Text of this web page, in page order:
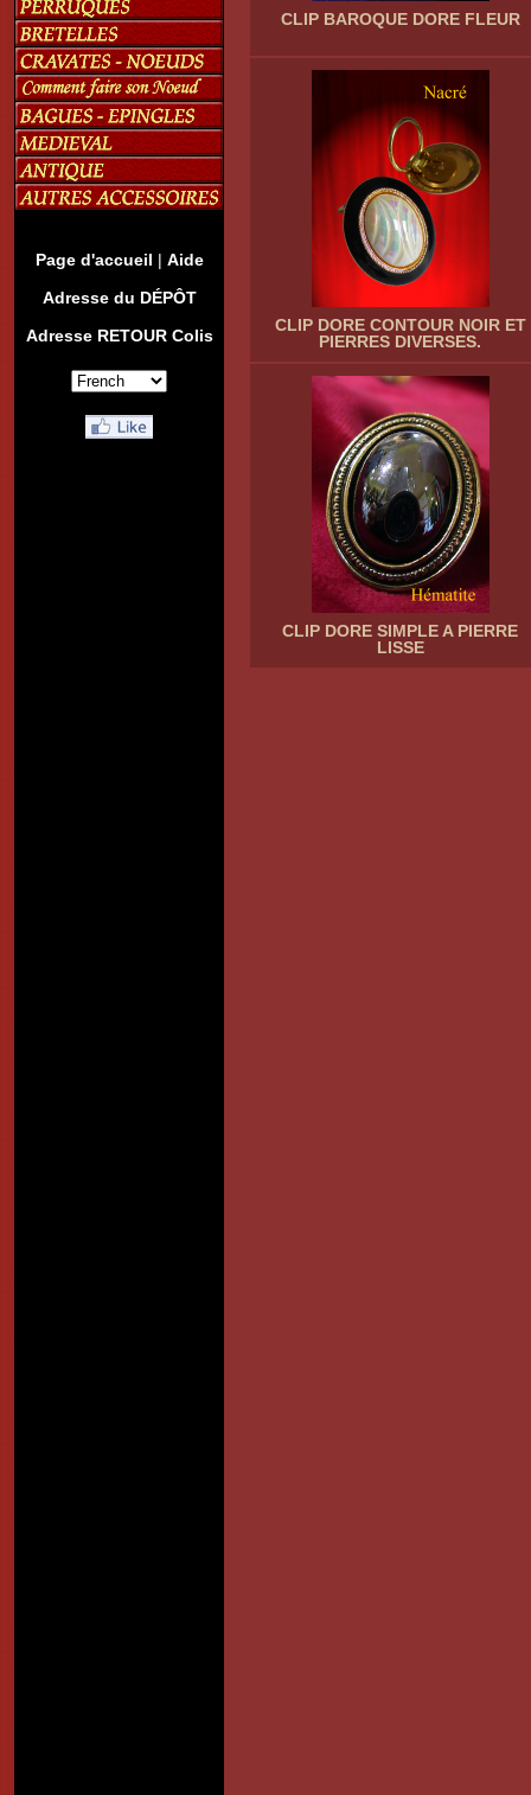
Page d'accueil | Aide
Adresse du DÉPÔT
Adresse RETOUR Colis
CLIP BAROQUE DORE FLEUR
CLIP DORE CONTOUR NOIR ET
PIERRES DIVERSES.
CLIP DORE SIMPLE A PIERRE
LISSE